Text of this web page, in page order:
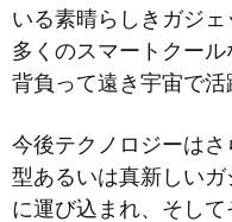
いる素晴らしきガジ
多くのスマートクー
背負って遠き宇宙で活
今後テクノロジーは
型あるいは真新しい
に運び込まれ、そし